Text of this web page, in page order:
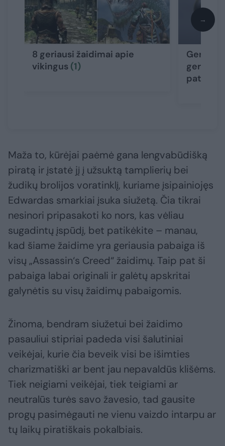
8 geriausi žaidimai apie
vikingus (1)
Gera
patogų
→
Maža to, kūrėjai paėmė gana lengvabūdišką
piratą ir įstatė jį į užsuktą tamplierių bei
žudikų brolijos voratinklį, kuriame įsipainiojęs
Edwardas smarkiai įsuka siužetą. Čia tikrai
nesinori pripasakoti ko nors, kas vėliau
sugadintų įspūdį, bet patikėkite – manau,
kad šiame žaidime yra geriausia pabaiga iš
visų „Assassin‘s Creed“ žaidimų. Taip pat ši
pabaiga labai originali ir galėtų apskritai
galynėtis su visų žaidimų pabaigomis.
Žinoma, bendram siužetui bei žaidimo
pasauliui stipriai padeda visi šalutiniai
veikėjai, kurie čia beveik visi be išimties
charizmatiški ar bent jau nepavaldūs klišėms.
Tiek neigiami veikėjai, tiek teigiami ar
neutralūs turės savo žavesio, tad gausite
progų pasimėgauti ne vienu vaizdo intarpu ar
tų laikų piratiškais pokalbiais.